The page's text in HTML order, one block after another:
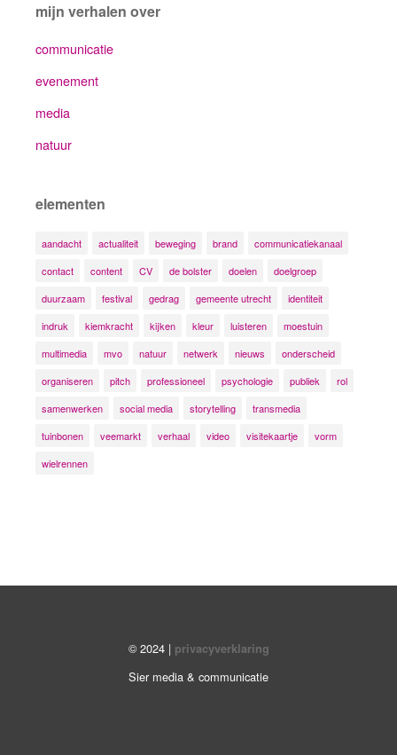
mijn verhalen over
communicatie
evenement
media
natuur
elementen
aandacht actualiteit beweging brand
communicatiekanaal
contact
content CV de bolster doelen
doelgroep
duurzaam
festival gedrag gemeente utrecht
identiteit
indruk
kiemkracht kijken kleur luisteren
moestuin
multimedia
mvo natuur netwerk nieuws
onderscheid
organiseren
pitch professioneel psychologie publiek
rol
samenwerken
social media storytelling
transmedia
tuinbonen
veemarkt verhaal video visitekaartje
vorm
wielrennen
© 2024 | privacyverklaring
Sier media & communicatie